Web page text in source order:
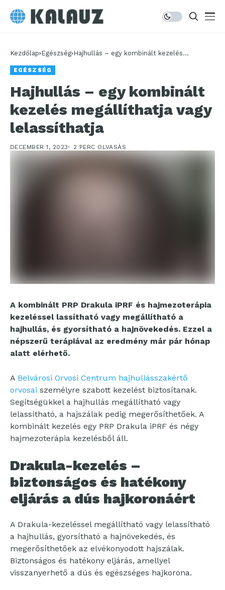
Kezdőlap Egészség Hajhullás – egy kombinált kezelés
EGÉSZSÉG
Hajhullás – egy kombinált
kezelés megállíthatja vagy
lelassíthatja
DECEMBER 1, 2023 2 PERC OLVASÁS
A kombinált PRP Drakula iPRF és hajmezoterápia
kezeléssel lassítható vagy megállítható a
hajhullás, és gyorsítható a hajnövekedés. Ezzel a
népszerű terápiával az eredmény már pár hónap
alatt elérhető.
A Belvárosi Orvosi Centrum hajhullásszakértő
orvosai személyre szabott kezelést biztosítanak.
Segítségükkel a hajhullás megállítható vagy
lelassítható, a hajszálak pedig megerősíthetőek. A
kombinált kezelés egy PRP Drakula iPRF és négy
hajmezoterápia kezelésből áll.
Drakula-kezelés –
biztonságos és hatékony
eljárás a dús hajkoronáért
A Drakula-kezeléssel megállítható vagy lelassítható
a hajhullás, gyorsítható a hajnövekedés, és
megerősíthetőek az elvékonyodott hajszálak.
Biztonságos és hatékony eljárás, amellyel
visszanyerhető a dús és egészséges hajkorona.